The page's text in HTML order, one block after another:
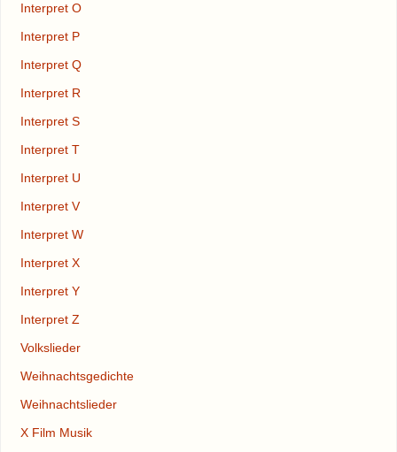
Interpret O
Interpret P
Interpret Q
Interpret R
Interpret S
Interpret T
Interpret U
Interpret V
Interpret W
Interpret X
Interpret Y
Interpret Z
Volkslieder
Weihnachtsgedichte
Weihnachtslieder
X Film Musik